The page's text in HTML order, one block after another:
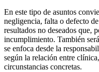
En este tipo de asuntos
negligencia, falta o defecto de
resultados no deseados que,
incumplimiento. También
se enfoca desde la
según la relación entre
circunstancias concretas.